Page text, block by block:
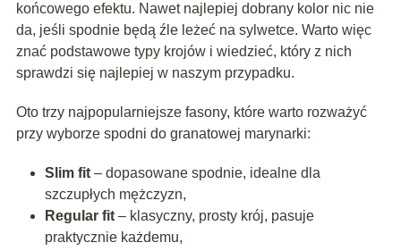
końcowego efektu. Nawet najlepiej dobrany kolor nic nie
da, jeśli spodnie będą źle leżeć na sylwetce. Warto więc
znać podstawowe typy krojów i wiedzieć, który z nich
sprawdzi się najlepiej w naszym przypadku.
Oto trzy najpopularniejsze fasony, które warto rozważyć
przy wyborze spodni do granatowej marynarki:
Slim fit– dopasowane spodnie, idealne dla
szczupłych mężczyzn,
Regular fit– klasyczny, prosty krój, pasuje
praktycznie każdemu,